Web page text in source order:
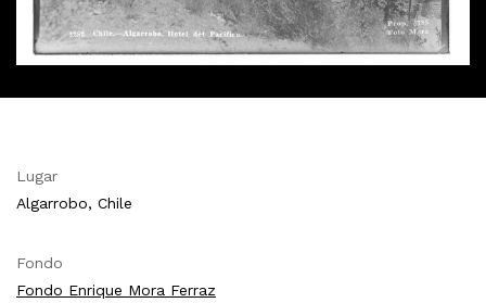
Lugar
Algarrobo, Chile
Fondo
Fondo Enrique Mora Ferraz